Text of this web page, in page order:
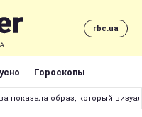
rbc.ua
Гороскопы
показала образ, который